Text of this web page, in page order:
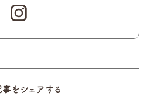
事をシェアする